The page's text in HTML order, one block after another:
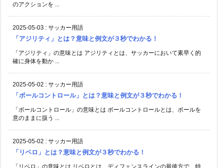
のアクションを ...
2025-05-03 : サッカー用語
「アジリティ」とは？意味と例文が３秒でわかる！
「アジリティ」の意味とは アジリティとは、サッカーにおいて素早く的
確に身体を動か ...
2025-05-02 : サッカー用語
「ボールコントロール」とは？意味と例文が３秒でわかる！
「ボールコントロール」の意味とは ボールコントロールとは、ボールを
意のままに扱う ...
2025-05-02 : サッカー用語
「リベロ」とは？意味と例文が３秒でわかる！
「リベロ」の意味とは リベロとは、ディフェンスラインの最後方で、特